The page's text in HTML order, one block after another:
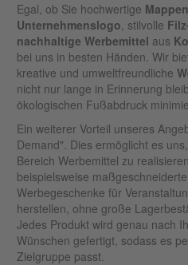
Egal, ob Sie hochwertige Mappen
Unternehmenslogo, stilvolle
nachhaltige Werbemittel aus
bei uns in besten Händen. Wir
kreative und umweltfreundliche
nicht nur lange in Erinnerung
ökologischen Fußabdruck
Ein weiterer Vorteil unseres
Demand". Dies ermöglicht es
Bereich Werbemittel zu
beispielsweise maßgeschneiderte
Werbegeschenke für
herstellen, ohne große
Jedes Produkt wird genau nach
Wünschen gefertigt, sodass es
Zielgruppe passt.